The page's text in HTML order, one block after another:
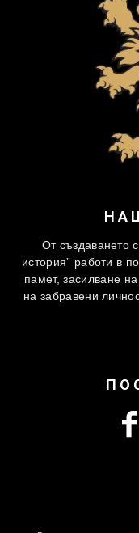
От създаването
история” работи в
памет, засилване
на забравени